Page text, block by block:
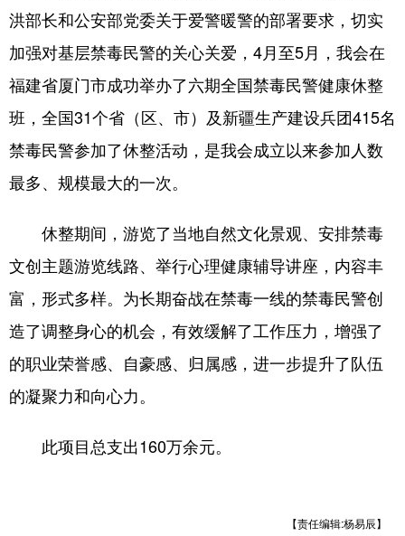
洪部长和公安部党委关于爱警暖警的部署要求，切实
加强对基层禁毒民警的关心关爱，4月至5月，我会在
福建省厦门市成功举办了六期全国禁毒民警健康休整
班，全国31个省（区、市）及新疆生产建设兵团415名
禁毒民警参加了休整活动，是我会成立以来参加人数
最多、规模最大的一次。
休整期间，游览了当地自然文化景观、安排禁毒
文创主题游览线路、举行心理健康辅导讲座，内容丰
富，形式多样。为长期奋战在禁毒一线的禁毒民警创
造了调整身心的机会，有效缓解了工作压力，增强了
的职业荣誉感、自豪感、归属感，进一步提升了队伍
的凝聚力和向心力。
此项目总支出160万余元。
【责任编辑:杨易辰】